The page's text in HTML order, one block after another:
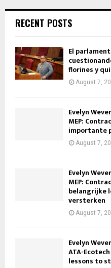
RECENT POSTS
El
florines y
August 7,
Evelyn
MEP:
importante
August 7,
Evelyn
MEP:
belangrijke
versterken
August 7,
Evelyn
ATA-
lessons to